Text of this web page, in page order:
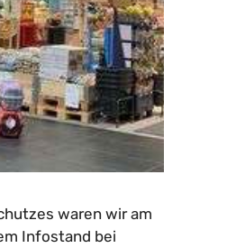
waren wir am
Infostand bei